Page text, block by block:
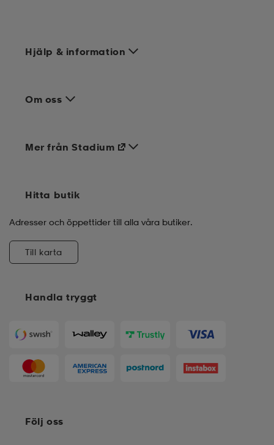
Hjälp & information
Om oss
Handla tryggt
Mer från Stadium
Hitta butik
Adresser och öppettider till alla våra butiker.
Till karta
Följ oss